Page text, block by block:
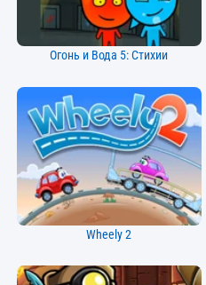
Огонь и Вода 5: Стихии
Wheely 2